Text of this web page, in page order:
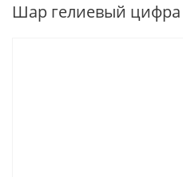
Шар гелиевый цифра